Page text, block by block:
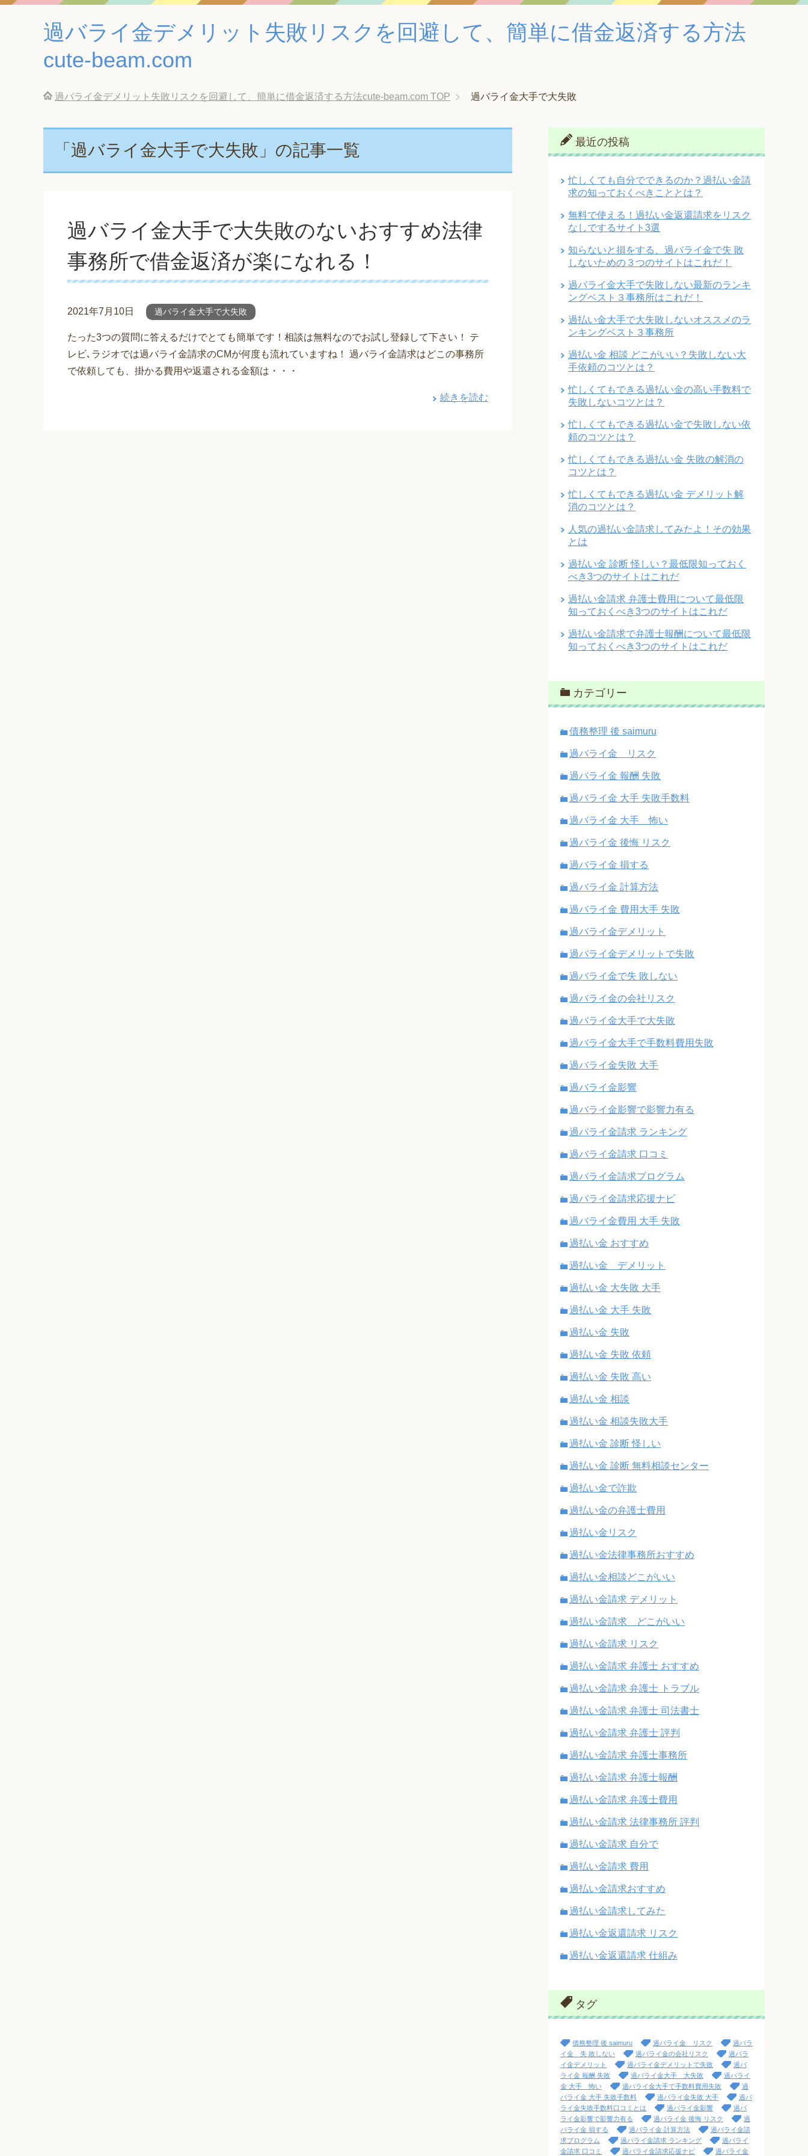
過バライ金デメリット失敗リスクを回避して、簡単に借金返済する方法
cute-beam.com
過バライ金デメリット失敗リスクを回避して、簡単に借金返済する方法cute-beam.com TOP 過バライ金大手で大失敗
「過バライ金大手で大失敗」の記事一覧
過バライ金大手で大失敗のないおすすめ法律
事務所で借金返済が楽になれる！
2021年7月10日 過バライ金大手で大失敗
たった3つの質問に答えるだけでとても簡単です！相談は無料なのでお試し登録して下さい！ テ
レビ､ラジオでは過バライ金請求のCMが何度も流れていますね！ 過バライ金請求はどこの事務所
で依頼しても、掛かる費用や返還される金額は・・・
続きを読む
最近の投稿
忙しくても自分でできるのか？過払い金請
求の知っておくべきこととは？
無料で使える！過払い金返還請求をリスク
なしでするサイト3選
知らないと損をする、過バライ金で失 敗
しないための３つのサイトはこれだ！
過バライ金大手で失敗しない最新のランキ
ングベスト３事務所はこれだ！
過払い金大手で大失敗しないオススメのラ
ンキングベスト３事務所
過払い金 相談 どこがいい？失敗しない大
手依頼のコツとは？
忙しくてもできる過払い金の高い手数料で
失敗しないコツとは？
忙しくてもできる過払い金で失敗しない依
頼のコツとは？
忙しくてもできる過払い金 失敗の解消の
コツとは？
忙しくてもできる過払い金 デメリット解
消のコツとは？
人気の過払い金請求してみたよ！その効果
とは
過払い金 診断 怪しい？最低限知っておく
べき3つのサイトはこれだ
過払い金請求 弁護士費用について最低限
知っておくべき3つのサイトはこれだ
過払い金請求で弁護士報酬について最低限
知っておくべき3つのサイトはこれだ
カテゴリー
債務整理 後 saimuru
過バライ金 リスク
過バライ金 報酬 失敗
過バライ金 大手 失敗手数料
過バライ金 大手 怖い
過バライ金 後悔 リスク
過バライ金 損する
過バライ金 計算方法
過バライ金 費用大手 失敗
過バライ金デメリット
過バライ金デメリットで失敗
過バライ金で失 敗しない
過バライ金の会社リスク
過バライ金大手で大失敗
過バライ金大手で手数料費用失敗
過バライ金失敗 大手
過バライ金影響
過バライ金影響で影響力有る
過バライ金請求 ランキング
過バライ金請求 口コミ
過バライ金請求プログラム
過バライ金請求応援ナビ
過バライ金費用 大手 失敗
過払い金 おすすめ
過払い金 デメリット
過払い金 大失敗 大手
過払い金 大手 失敗
過払い金 失敗
過払い金 失敗 依頼
過払い金 失敗 高い
過払い金 相談
過払い金 相談失敗大手
過払い金 診断 怪しい
過払い金 診断 無料相談センター
過払い金で詐欺
過払い金の弁護士費用
過払い金リスク
過払い金法律事務所おすすめ
過払い金相談どこがいい
過払い金請求 デメリット
過払い金請求 どこがいい
過払い金請求 リスク
過払い金請求 弁護士 おすすめ
過払い金請求 弁護士 トラブル
過払い金請求 弁護士 司法書士
過払い金請求 弁護士 評判
過払い金請求 弁護士事務所
過払い金請求 弁護士報酬
過払い金請求 弁護士費用
過払い金請求 法律事務所 評判
過払い金請求 自分で
過払い金請求 費用
過払い金請求おすすめ
過払い金請求してみた
過払い金返還請求 リスク
過払い金返還請求 仕組み
タグ
債務整理 後 saimuru 過バライ金 リスク
過バラ
イ金 失 敗しない
過バライ金の会社リスク
過バラ
イ金デメリット
過バライ金デメリットで失敗
過バ
ライ金 報酬 失敗
過バライ金大手 大失敗
過バライ
金 大手 怖い
過バライ金大手で手数料費用失敗
過
バライ金 大手 失敗手数料
過バライ金失敗 大手
過バ
ライ金失敗手数料口コミとは
過バライ金影響
過バ
ライ金影響で影響力有る
過バライ金 後悔 リスク
過
バライ金 損する
過バライ金 計算方法
過バライ金請
求プログラム
過バライ金請求 ランキング
過バライ
金請求 口コミ
過バライ金請求応援ナビ 過バライ金